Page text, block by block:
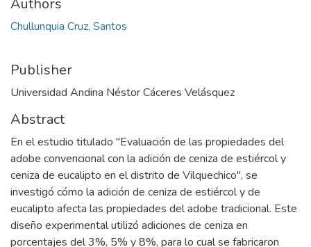
Chullunquia Cruz, Santos
Publisher
Universidad Andina Néstor Cáceres Velásquez
Abstract
En el estudio titulado "Evaluación de las propiedades del
adobe convencional con la adición de ceniza de estiércol y
ceniza de eucalipto en el distrito de Vilquechico", se
investigó cómo la adición de ceniza de estiércol y de
eucalipto afecta las propiedades del adobe tradicional. Este
diseño experimental utilizó adiciones de ceniza en
porcentajes del 3%, 5% y 8%, para lo cual se fabricaron